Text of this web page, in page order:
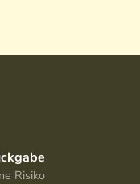
Risiko